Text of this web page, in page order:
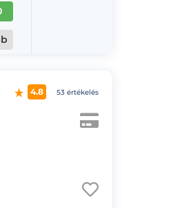
4.8 53 értékelés